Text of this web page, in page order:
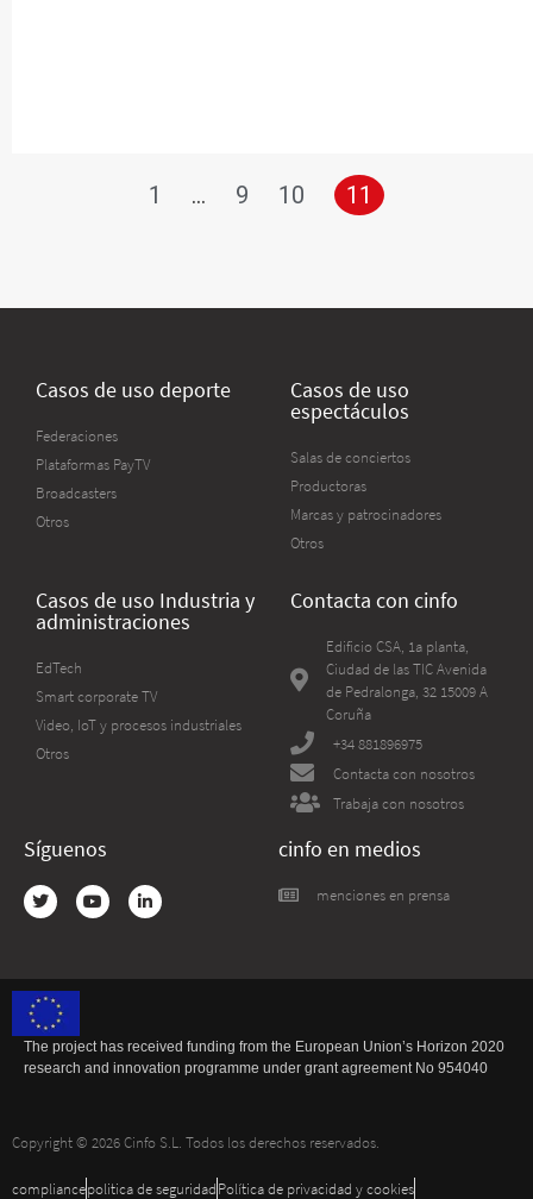
1 … 9 10 11
Casos de uso deporte
Federaciones
Plataformas PayTV
Broadcasters
Otros
Casos de uso
espectáculos
Salas de conciertos
Productoras
Marcas y patrocinadores
Otros
Casos de uso Industria y
administraciones
EdTech
Smart corporate TV
Video, IoT y procesos industriales
Otros
Contacta con cinfo
Edificio CSA, 1a planta,
Ciudad de las TIC Avenida
de Pedralonga, 32 15009 A
Coruña
+34 881896975
Contacta con nosotros
Trabaja con nosotros
Síguenos cinfo en medios
menciones en prensa
The project has received funding from the European Union’s Horizon 2020
research and innovation programme under grant agreement No 954040
Copyright © 2026 Cinfo S.L. Todos los derechos reservados.
compliancepolitica de seguridadPolítica de privacidad​ y cookies